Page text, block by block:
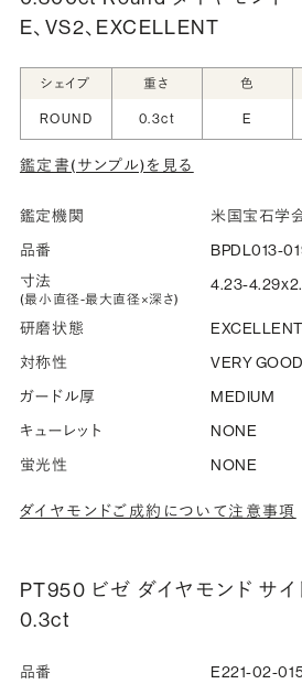
シークレットストーン：指輪の内
と
宝石を選んでセッティングすることが
カート画面で、お好みの宝石をお選び
詳しく見る
E、VS2、EXCELLENT
シェイプ 重さ 色
ROUND 0.3ct E
鑑定書(サンプル)を見る
鑑定機関
米国宝石学
品番
BPDL013-
寸法
(最小直径-最大直径×深さ)
4.23-
研磨状態
EXCELLENT
対称性
VERY GOOD
ガードル厚
MEDIUM
キューレット
NONE
蛍光性
NONE
ダイヤモンドご成約について注意事項
PT950 ビゼ ダイヤモンド サイ
0.3ct
品番
E221-02-